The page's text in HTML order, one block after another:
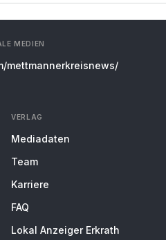
MEDIEN
mettmannerkreisnews/
VERLAG
Mediadaten
Team
Karriere
FAQ
Lokal Anzeiger Erkrath